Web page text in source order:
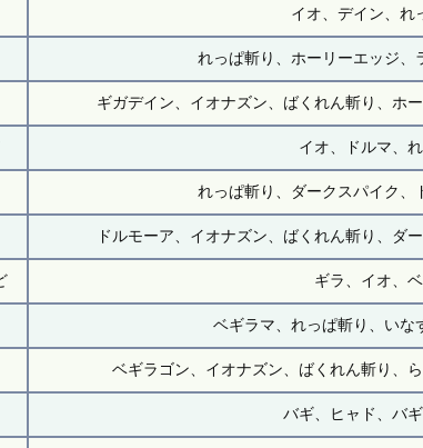
イオ、デイン、れ
れっぱ斬り、ホーリーエッジ、
ギガデイン、イオナズン、ばくれん斬り、ホ
イオ、ドルマ、
れっぱ斬り、ダークスパイク、
ドルモーア、イオナズン、ばくれん斬り、ダ
ギラ、イオ、
ベギラマ、れっぱ斬り、いな
ベギラゴン、イオナズン、ばくれん斬り、
バギ、ヒャド、バ